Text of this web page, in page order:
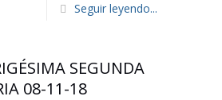
Seguir leyendo...
SEGUNDA
08-11-18